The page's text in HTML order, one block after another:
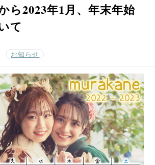
ら2023年1月、年末年始
て
お知らせ